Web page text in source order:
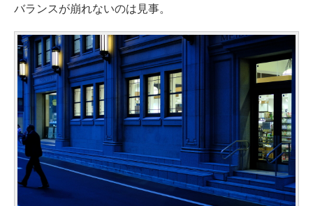
バランスが崩れないのは見事。